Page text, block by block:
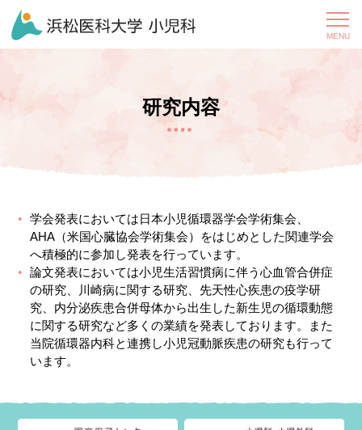
研究内容
学会発表においては日本小児循環器学会学術集会、
AHA（米国心臓協会学術集会）をはじめとした関連学会
へ積極的に参加し発表を行っています。
論文発表においては小児生活習慣病に伴う心血管合併症
の研究、川崎病に関する研究、先天性心疾患の疫学研
究、内分泌疾患合併母体から出生した新生児の循環動態
に関する研究など多くの業績を発表しております。また
当院循環器内科と連携し小児冠動脈疾患の研究も行って
います。